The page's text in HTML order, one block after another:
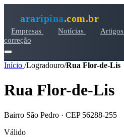
araripina.com.br
Empresas Notícias Artigos
correção
Início /Logradouro/Rua Flor-de-Lis
Rua Flor-de-Lis
Bairro São Pedro · CEP 56288-255
Válido